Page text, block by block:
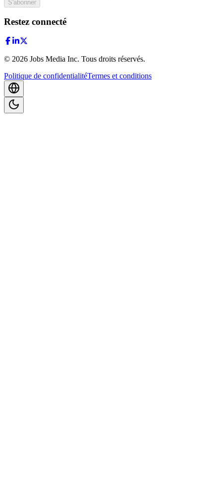
S'abonner
Restez connecté
© 2026 Jobs Media Inc. Tous droits réservés.
Politique de confidentialitéTermes et conditions